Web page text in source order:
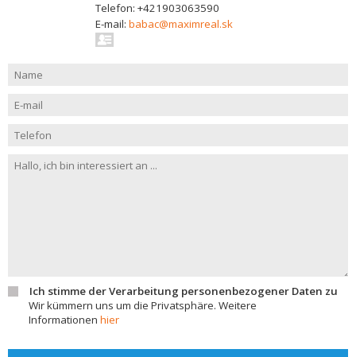
Telefon: +421903063590
E-mail: babac@maximreal.sk
Ich stimme der Verarbeitung personenbezogener Daten zu
Wir kümmern uns um die Privatsphäre. Weitere
Informationen hier